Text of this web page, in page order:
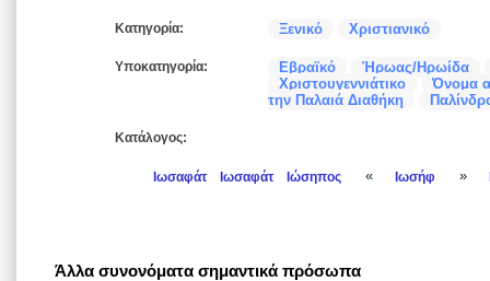
Κατηγορία: Ξενικό Χριστιανικό
Υποκατηγορία: Εβραϊκό
Ήρωας/Ηρωίδα
Χριστουγεννιάτικο
Όνομα
την Παλαιά Διαθήκη
Κατάλογος:
Ιωσαφάτ Ιωσαφάτ Ιώσηπος « Ιωσήφ »
Άλλα συνονόματα σημαντικά πρόσωπα